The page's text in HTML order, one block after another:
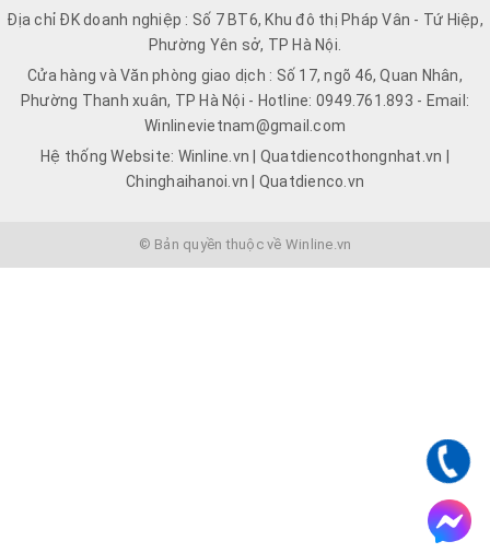
Địa chỉ ĐK doanh nghiệp : Số 7 BT6, Khu đô thị Pháp Vân - Tứ Hiệp,
Phường Yên sở, TP Hà Nội.
Cửa hàng và Văn phòng giao dịch : Số 17, ngõ 46, Quan Nhân,
Phường Thanh xuân, TP Hà Nội - Hotline: 0949.761.893 - Email:
Winlinevietnam@gmail.com
Hệ thống Website: Winline.vn | Quatdiencothongnhat.vn |
Chinghaihanoi.vn | Quatdienco.vn
© Bản quyền thuộc về Winline.vn